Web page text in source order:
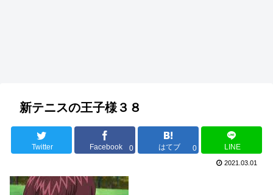
新テニスの王子様３８
Twitter Facebook 0 はてブ 0 LINE
2021.03.01